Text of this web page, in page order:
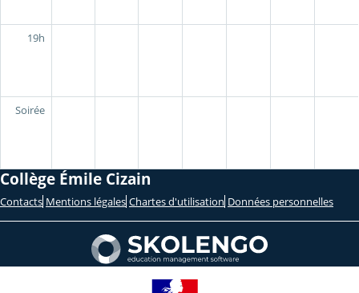
19h
Soirée
Collège Émile Cizain
Contacts Mentions légales Chartes d'utilisation Données personnelles